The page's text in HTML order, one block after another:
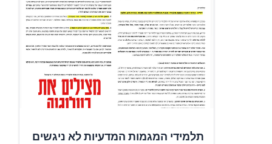
תלמידי המגמות המדעיות לא ניגשים